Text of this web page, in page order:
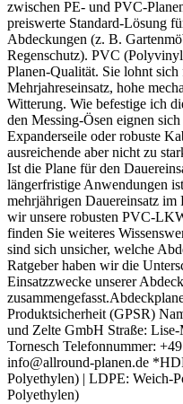
zwischen PE- und PVC-
preiswerte Standard-Lösung
Abdeckungen (z. B.
Regenschutz). PVC
Planen-Qualität. Sie lohnt sich
Mehrjahreseinsatz, hohe
Witterung. Wie befestige ich
den Messing-Ösen eignen
Expanderseile oder robuste
ausreichende aber nicht zu
Ist die Plane für den
längerfristige Anwendungen
mehrjährigen Dauereinsatz
wir unsere robusten PVC-
finden Sie weiteres
sind sich unsicher, welche
Ratgeber haben wir die
Einsatzzwecke unserer
Produktsicherheit (GPSR)
und Zelte GmbH Straße:
Tornesch Telefonnummer:
info@allround-planen.de
Polyethylen) | LDPE: Weich-
Polyethylen)